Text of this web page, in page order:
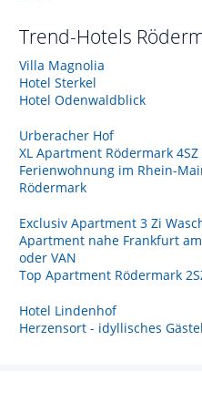
Trend-Hotels
Villa Magnolia
Hotel Sterkel
Hotel Odenwaldblick
Urberacher Hof
XL Apartment Rödermark 4SZ
Ferienwohnung im Rhein-
Rödermark
Exclusiv Apartment 3 Zi
Apartment nahe Frankfurt
oder VAN
Top Apartment Rödermark
Hotel Lindenhof
Herzensort - idyllisches